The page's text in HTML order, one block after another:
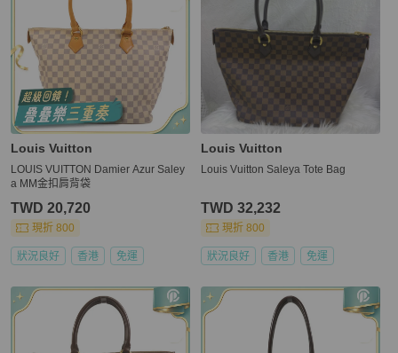
Louis Vuitton
LOUIS VUITTON Damier Azur Saley
a MM金扣肩背袋
TWD 20,720
現折 800
狀況良好 香港 免運
Louis Vuitton
Louis Vuitton Saleya Tote Bag
TWD 32,232
現折 800
狀況良好 香港 免運